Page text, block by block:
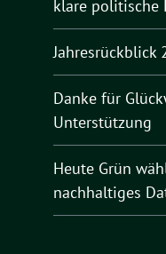
klare politische
Jahresrückblick
Danke für
Unterstützung
Heute Grün
nachhaltiges